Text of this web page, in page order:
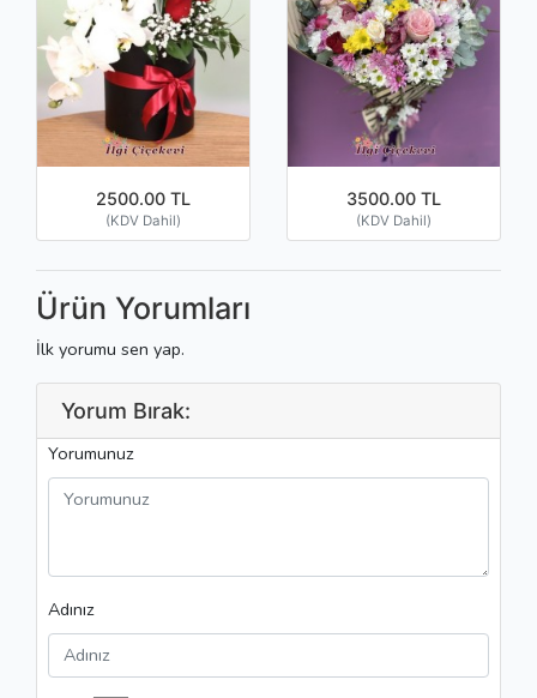
2500.00 TL
(KDV Dahil)
3500.00 TL
(KDV Dahil)
Ürün Yorumları
İlk yorumu sen yap.
Yorum Bırak:
Yorumunuz
Adınız